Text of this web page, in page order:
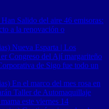
Salido del aire 46 emisoras:
a la renovación o
Nueva Esparta | Los
Congreso del Ají margariteño
de Sigo fue todo un
En el marco del mes rosa en
Taller de Automaquillaje
este viernes 14